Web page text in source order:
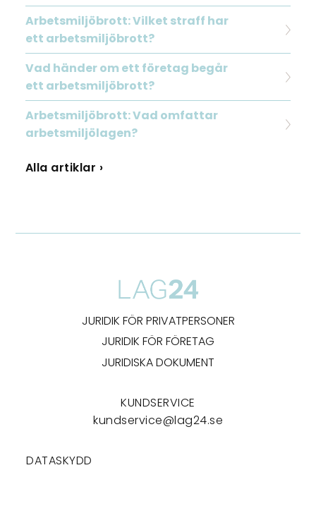
Arbetsmiljöbrott: Vilket straff har
ett arbetsmiljöbrott?
Vad händer om ett företag begår
ett arbetsmiljöbrott?
Arbetsmiljöbrott: Vad omfattar
arbetsmiljölagen?
Alla artiklar ›
JURIDIK FÖR PRIVATPERSONER
JURIDIK FÖR FÖRETAG
JURIDISKA DOKUMENT
KUNDSERVICE
kundservice@lag24.se
DATASKYDD